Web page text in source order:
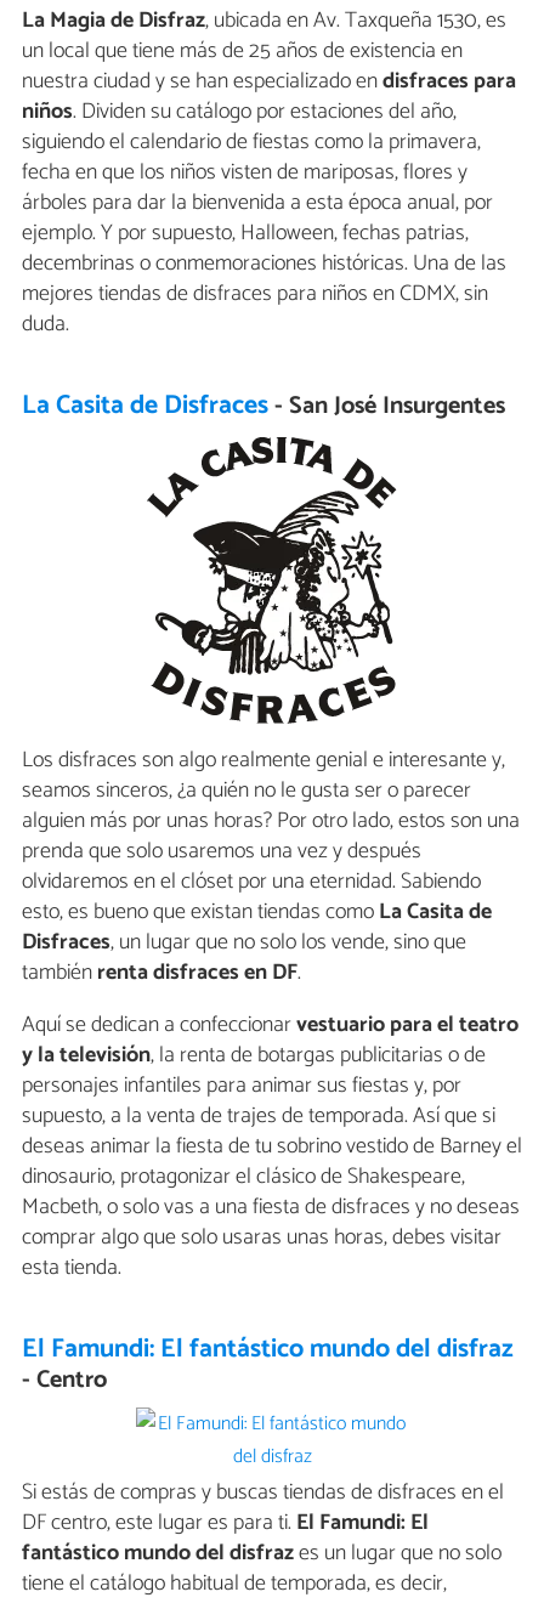
La Magia de Disfraz, ubicada en Av. Taxqueña 1530, es
un local que tiene más de 25 años de existencia en
nuestra ciudad y se han especializado endisfraces para
niños. Dividen su catálogo por estaciones del año,
siguiendo el calendario de fiestas como la primavera,
fecha en que los niños visten de mariposas, flores y
árboles para dar la bienvenida a esta época anual, por
ejemplo. Y por supuesto, Halloween, fechas patrias,
decembrinas o conmemoraciones históricas. Una de las
mejores tiendas de disfraces para niños en CDMX, sin
duda.
La Casita de Disfraces- San José Insurgentes
Los disfraces son algo realmente genial e interesante y,
seamos sinceros, ¿a quién no le gusta ser o parecer
alguien más por unas horas? Por otro lado, estos son una
prenda que solo usaremos una vez y después
olvidaremos en el clóset por una eternidad. Sabiendo
esto, es bueno que existan tiendas comoLa Casita de
Disfraces, un lugar que no solo los vende, sino que
tambiénrenta disfraces en DF.
Aquí se dedican a confeccionarvestuario para el teatro
y la televisión, la renta de botargas publicitarias o de
personajes infantiles para animar sus fiestas y, por
supuesto, a la venta de trajes de temporada. Así que si
deseas animar la fiesta de tu sobrino vestido de Barney el
dinosaurio, protagonizar el clásico de Shakespeare,
Macbeth, o solo vas a una fiesta de disfraces y no deseas
comprar algo que solo usaras unas horas, debes visitar
esta tienda.
El Famundi: El fantástico mundo del disfraz
- Centro
Si estás de compras y buscas tiendas de disfraces en el
DF centro, este lugar es para ti. El Famundi: El
fantástico mundo del disfrazes un lugar que no solo
tiene el catálogo habitual de temporada, es decir,